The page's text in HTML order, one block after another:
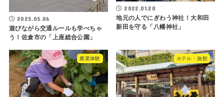
2025.05.06
遊びながら交通ルールも学べちゃ
う！佐倉市の「上座総合公園」
2022.01.20
地元の人でにぎわう神社！大和田
新田を守る「八幡神社」
農業体験 ホテル・旅館